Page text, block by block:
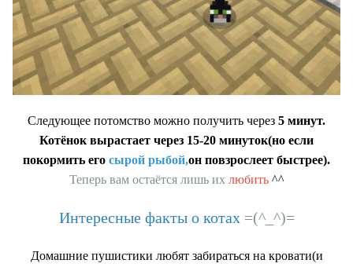
Следующее потомство можно получить через 5 минут.
Котёнок вырастает через 15-20 минуток(но если
покормить его сырой рыбой,он повзрослеет быстрее).
Теперь вам остаётся лишь их любить ^^
Интересные факты о котах =(^_^)=
Домашние пушистики любят забираться на кровати(и